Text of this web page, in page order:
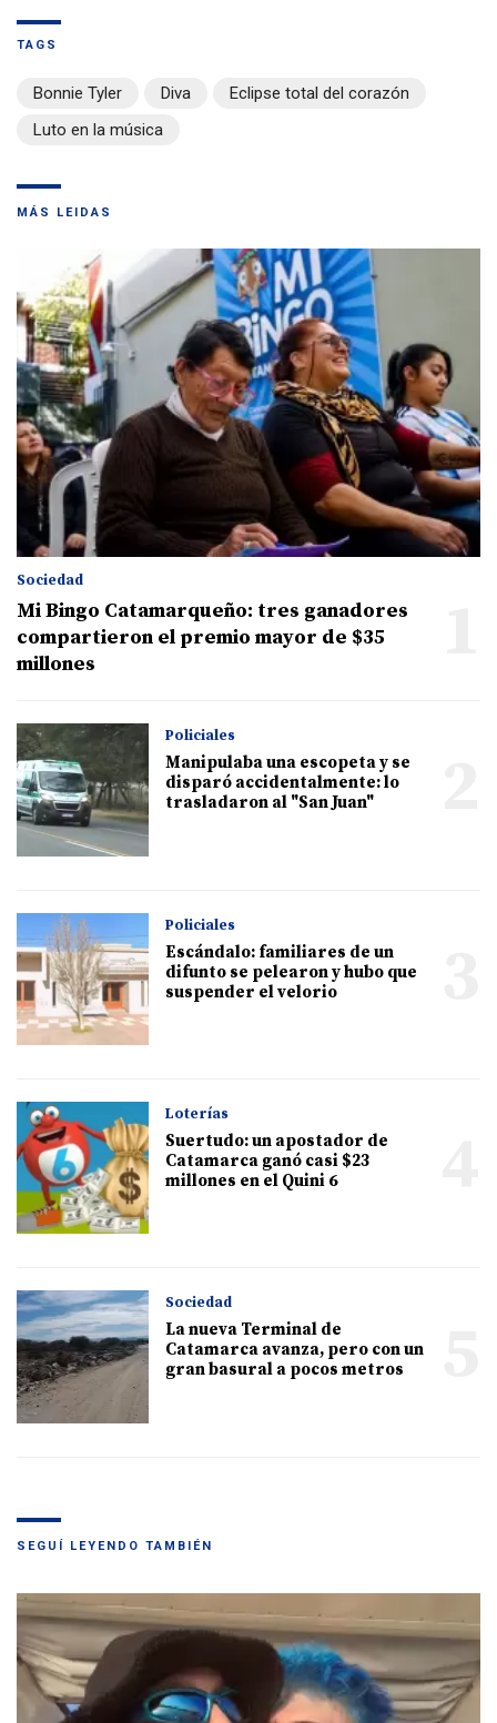
TAGS
Bonnie Tyler Diva
Eclipse total del corazón
Luto en la música
MÁS LEIDAS
Sociedad
Mi Bingo Catamarqueño: tres ganadores
compartieron el premio mayor de $35
millones
Policiales
Manipulaba una escopeta y se
disparó accidentalmente: lo
trasladaron al "San Juan"
Policiales
Escándalo: familiares de un
difunto se pelearon y hubo que
suspender el velorio
Loterías
Suertudo: un apostador de
Catamarca ganó casi $23
millones en el Quini 6
Sociedad
La nueva Terminal de
Catamarca avanza, pero con un
gran basural a pocos metros
SEGUÍ LEYENDO TAMBIÉN